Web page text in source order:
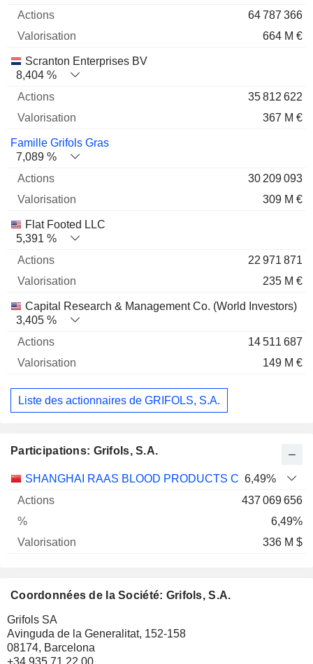
64 787 366
664 M €
Scranton Enterprises BV
8,404 %
35 812 622
367 M €
Famille Grifols Gras
7,089 %
30 209 093
309 M €
Flat Footed LLC
5,391 %
22 971 871
235 M €
Capital Research & Management Co. (World Investors)
3,405 %
14 511 687
149 M €
Liste des actionnaires de GRIFOLS, S.A.
Participations: Grifols, S.A.
Nom Actions % Valorisation
SHANGHAI RAAS BLOOD PRODUCTS CO., LTD.
6,49%
437 069 656
6,49%
336 M $
Coordonnées de la Société: Grifols, S.A.
Grifols SA
Avinguda de la Generalitat, 152-158
08174, Barcelona